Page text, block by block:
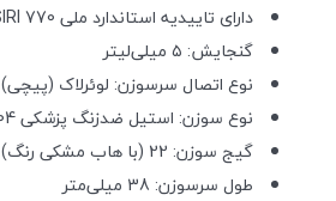
دارای تاییدیه استاندارد ملی ISIRI 770
گنجایش: ۵ میلی‌لیتر
نوع اتصال سرسوزن: لوئرلاک (پیچی)
نوع سوزن: استیل ضدزنگ پزشکی 304
گیج سوزن: 22 (با هاب مشکی رنگ)
طول سرسوزن: 38 میلی‌متر